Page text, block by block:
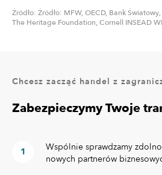
Źródło: Źródło: MFW, OECD, Bank
The Heritage Foundation, Cornell INSEAD
Chcesz zacząć handel z
Zabezpieczymy Twoje
Wspólnie sprawdzamy
nowych partnerów